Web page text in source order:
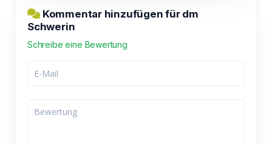
Kommentar hinzufügen für dm
Schwerin
Schreibe eine Bewertung